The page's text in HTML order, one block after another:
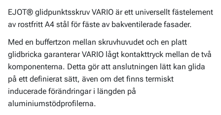
EJOT® glidpunktsskruv VARIO är ett universellt fästelement
av rostfritt A4 stål för fäste av bakventilerade fasader.
Med en buffertzon mellan skruvhuvudet och en platt
glidbricka garanterar VARIO lågt kontakttryck mellan de två
komponenterna. Detta gör att anslutningen lätt kan glida
på ett definierat sätt, även om det finns termiskt
inducerade förändringar i längden på
aluminiumstödprofilerna.